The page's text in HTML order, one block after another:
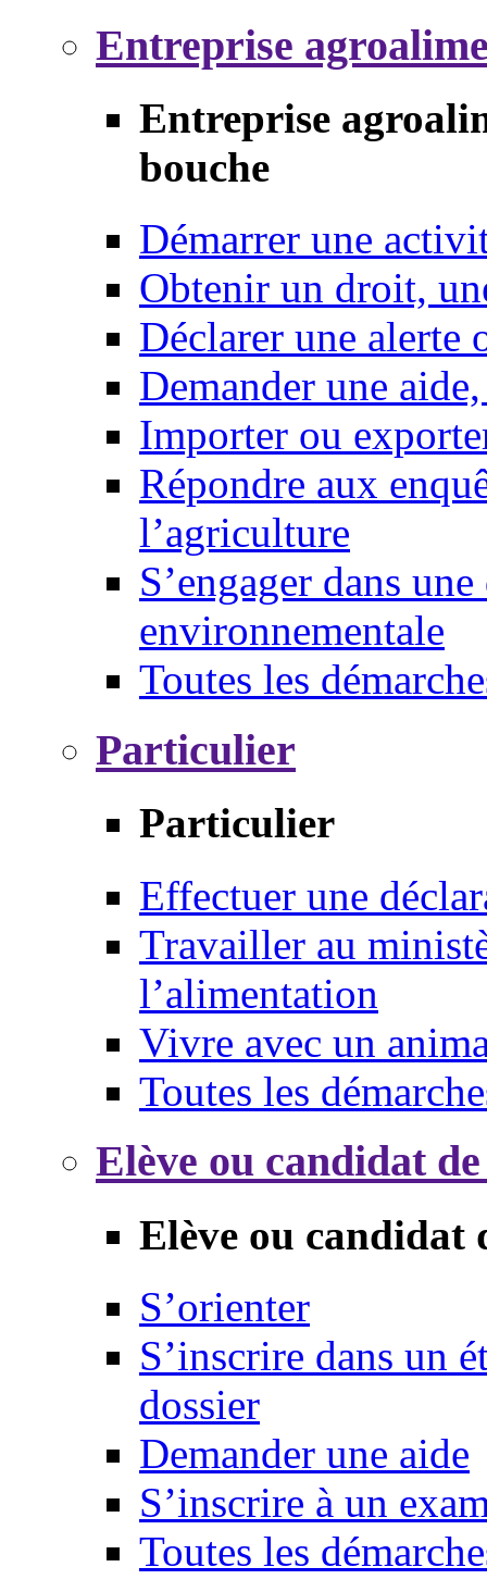
Entreprise
Entreprise
bouche
Démarrer une
Obtenir un droit,
Déclarer une alerte
Demander une
Importer ou
Répondre aux
l’agriculture
S’engager dans
environnementale
Toutes les
Particulier
Particulier
Effectuer une
Travailler au
l’alimentation
Vivre avec un
Toutes les
Elève ou candidat
Elève ou candidat
S’orienter
S’inscrire dans un
dossier
Demander une aide
S’inscrire à un
Toutes les